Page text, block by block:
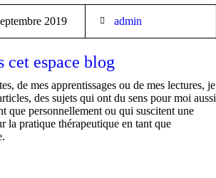
2019 admin
cet espace blog
de mes apprentissages ou de mes lectures, je
des sujets qui ont du sens pour moi aussi
que personnellement ou qui suscitent une
la pratique thérapeutique en tant que